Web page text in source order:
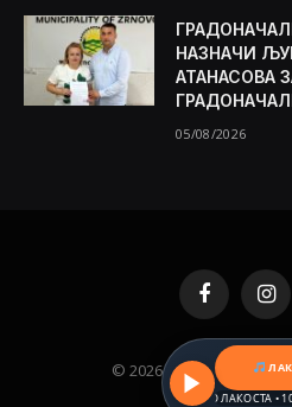
НАЗНАЧИ
АТАНАСОВА
05/08/2026
Facebook
© 2026 KAMENICA.MK.
РАДИО ЛАКОСТА • 103,3